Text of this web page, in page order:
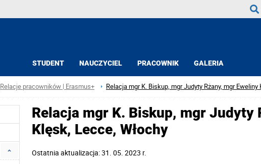
STUDENT NAUCZYCIEL PRACOWNIK GALERIA
Relacje pracowników | Erasmus+ Relacja mgr K. Biskup, mgr Judyty Rżany, mgr Eweliny
Relacja mgr K. Biskup, mgr Judyty
Klęsk, Lecce, Włochy
Ostatnia aktualizacja: 31. 05. 2023 r.